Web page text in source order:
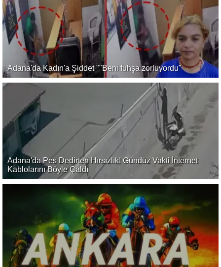
Adana'da Kadın'a Şiddet ""Beni fuhşa zorluyordu"
Adana'da Pes Dedirten Hırsızlık! Gündüz Vakti İnternet
Kablolarını Böyle Çaldı